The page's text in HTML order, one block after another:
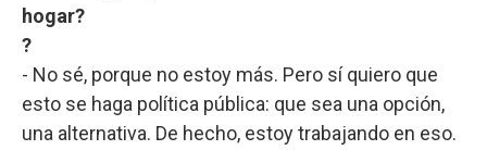
hogar?
?
- No sé, porque no estoy más. Pero sí quiero que
esto se haga política pública: que sea una opción,
una alternativa. De hecho, estoy trabajando en eso.